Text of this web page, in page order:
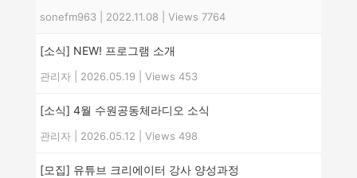
sonefm963 2022.11.08 Views 7764
[소식] NEW! 프로그램 소개
관리자 2026.05.19 Views 453
[소식] 4월 수원공동체라디오 소식
관리자 2026.05.12 Views 498
[모집] 유튜브 크리에이터 강사 양성과정